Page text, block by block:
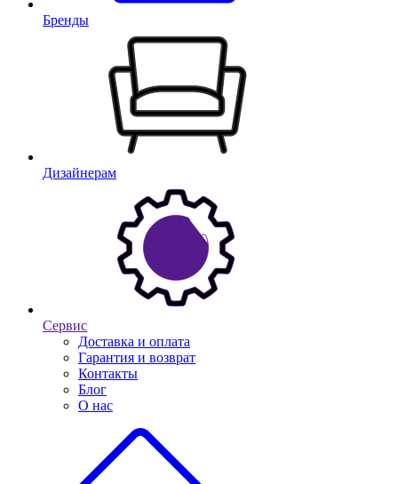
Бренды
Дизайнерам
Сервис
Доставка и оплата
Гарантия и возврат
Контакты
Блог
О нас